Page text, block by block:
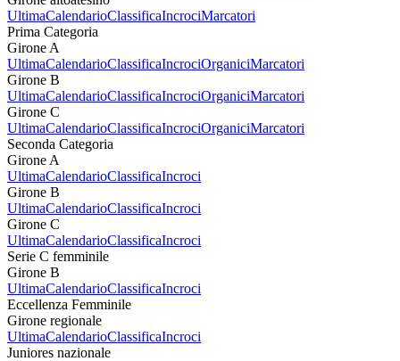
UltimaCalendarioClassificaIncrociMarcatori
Prima Categoria
Girone A
UltimaCalendarioClassificaIncrociOrganiciMarcatori
Girone B
UltimaCalendarioClassificaIncrociOrganiciMarcatori
Girone C
UltimaCalendarioClassificaIncrociOrganiciMarcatori
Seconda Categoria
Girone A
UltimaCalendarioClassificaIncroci
Girone B
UltimaCalendarioClassificaIncroci
Girone C
UltimaCalendarioClassificaIncroci
Serie C femminile
Girone B
UltimaCalendarioClassificaIncroci
Eccellenza Femminile
Girone regionale
UltimaCalendarioClassificaIncroci
Juniores nazionale